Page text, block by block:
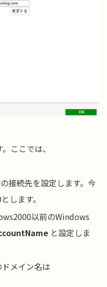
ここでは、
接続先を設定します。今
します。
以前のWindows
と設定しま
メイン名は